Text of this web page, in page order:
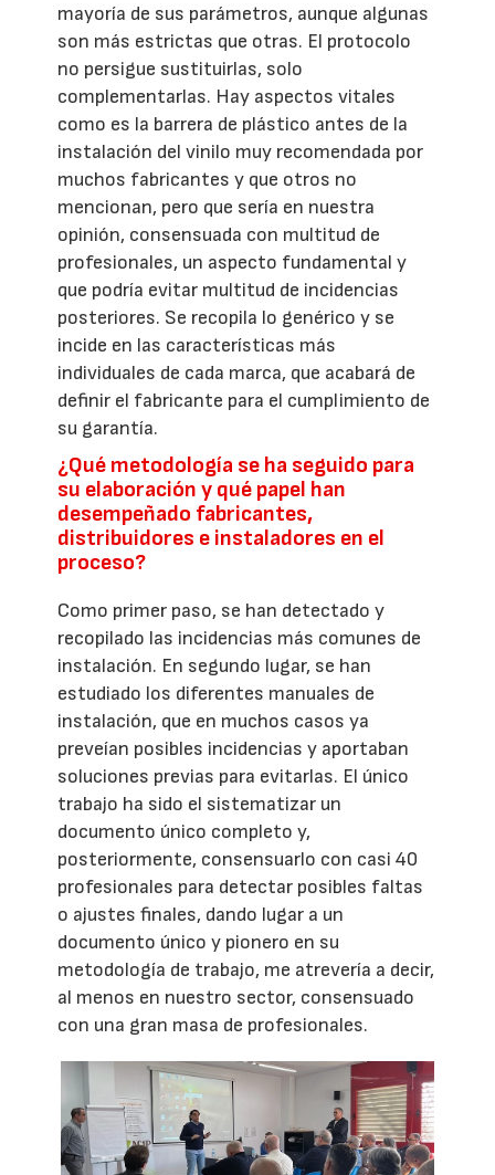
mayoría de sus parámetros, aunque algunas
son más estrictas que otras. El protocolo
no persigue sustituirlas, solo
complementarlas. Hay aspectos vitales
como es la barrera de plástico antes de la
instalación del vinilo muy recomendada por
muchos fabricantes y que otros no
mencionan, pero que sería en nuestra
opinión, consensuada con multitud de
profesionales, un aspecto fundamental y
que podría evitar multitud de incidencias
posteriores. Se recopila lo genérico y se
incide en las características más
individuales de cada marca, que acabará de
definir el fabricante para el cumplimiento de
su garantía.
¿Qué metodología se ha seguido para
su elaboración y qué papel han
desempeñado fabricantes,
distribuidores e instaladores en el
proceso?
Como primer paso, se han detectado y
recopilado las incidencias más comunes de
instalación. En segundo lugar, se han
estudiado los diferentes manuales de
instalación, que en muchos casos ya
preveían posibles incidencias y aportaban
soluciones previas para evitarlas. El único
trabajo ha sido el sistematizar un
documento único completo y,
posteriormente, consensuarlo con casi 40
profesionales para detectar posibles faltas
o ajustes finales, dando lugar a un
documento único y pionero en su
metodología de trabajo, me atrevería a decir,
al menos en nuestro sector, consensuado
con una gran masa de profesionales.